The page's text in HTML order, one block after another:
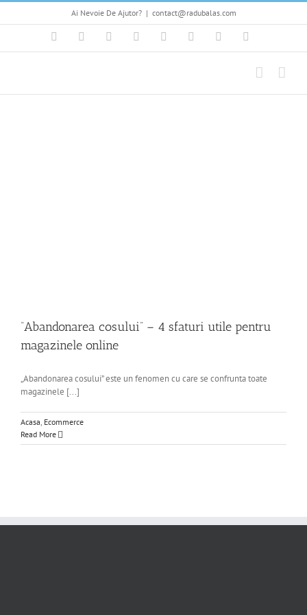
Skip
Ai Nevoie De Ajutor? | contact@radubalas.com
FacebookFlickr Twitter YouTubeInstagramPinterestLinkedIn
“Abandonarea cosului” – 4 sfaturi utile pentru
magazinele online
„Abandonarea cosului” este un fenomen cu care se confrunta toate
magazinele [...]
Acasa, Ecommerce
Read More